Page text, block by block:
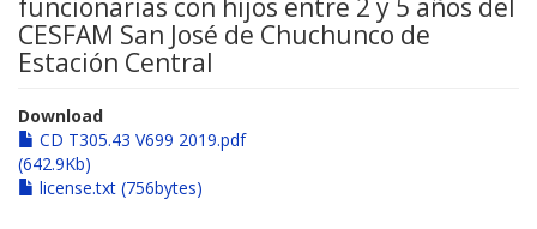
funcionarias con hijos entre 2 y 5 años del
CESFAM San José de Chuchunco de
Estación Central
Download
CD T305.43 V699 2019.pdf
(642.9Kb)
license.txt (756bytes)